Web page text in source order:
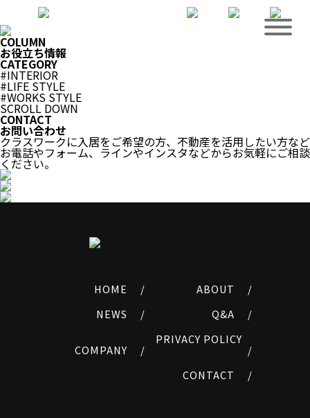
COLUMN
お役立ち情報
CATEGORY
#INTERIOR
#LIFE STYLE
#WORKS STYLE
SCROLL DOWN
CONTACT
お問い合わせ
クラスワークに入居をご希望の方、不動産を活用したい方など
お電話やフォーム、ラインやインスタなどからお気軽にご相談
ください。
HOME /
ABOUT /
NEWS /
Q&A /
COMPANY /
PRIVACY POLICY
/
CONTACT /